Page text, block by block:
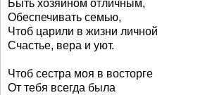
Быть хозяином отличным,
Обеспечивать семью,
Чтоб царили в жизни личной
Счастье, вера и уют.
Чтоб сестра моя в восторге
От тебя всегда была